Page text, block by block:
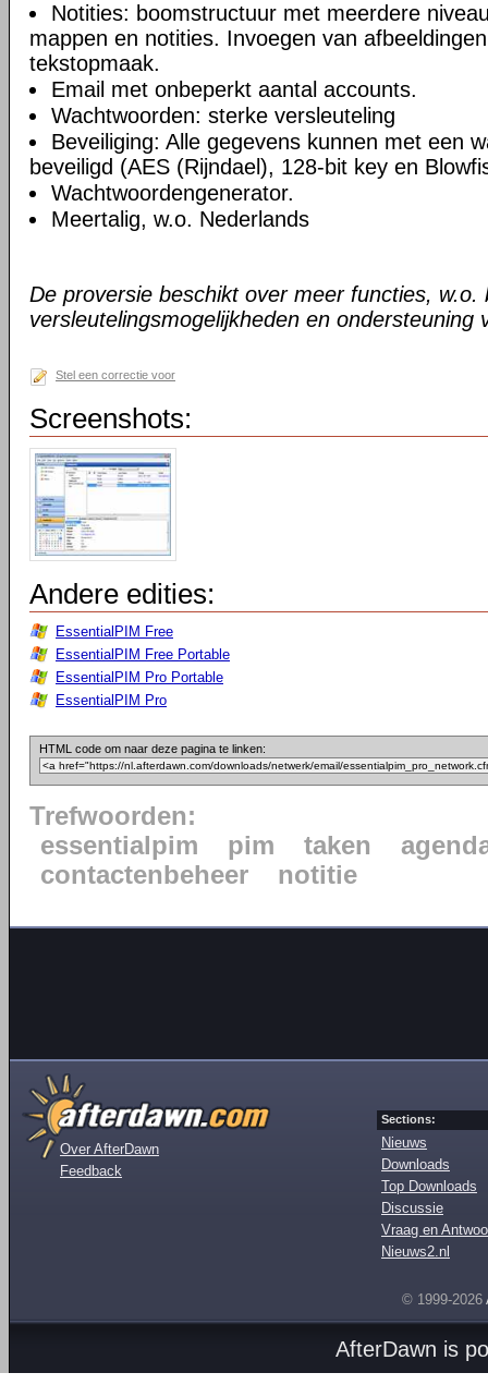
Notities: boomstructuur met meerdere
mappen en notities. Invoegen van
tekstopmaak.
Email met onbeperkt aantal accounts.
Wachtwoorden: sterke versleuteling
Beveiliging: Alle gegevens kunnen met een
beveiligd (AES (Rijndael), 128-bit key en
Wachtwoordengenerator.
Meertalig, w.o. Nederlands
De proversie beschikt over meer functies, w.o.
versleutelingsmogelijkheden en ondersteuning
Stel een correctie voor
Screenshots:
Andere edities:
EssentialPIM Free
EssentialPIM Free Portable
EssentialPIM Pro Portable
EssentialPIM Pro
HTML code om naar deze pagina te linken:
Trefwoorden:
essentialpim
pim taken
contactenbeheer
notitie
Over AfterDawn
Feedback
Sections:
Nieuws
Downloads
Top Downloads
Discussie
Vraag en
Nieuws2.nl
© 1999-2026
AfterDawn is